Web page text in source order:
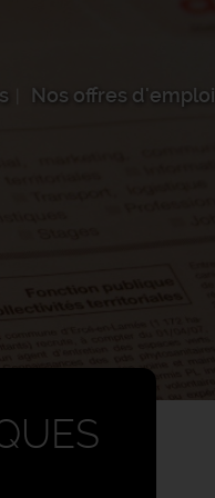
Nos offres d'emploi